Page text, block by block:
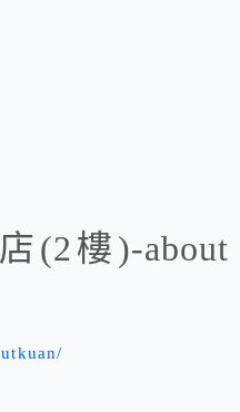
(2樓)-about